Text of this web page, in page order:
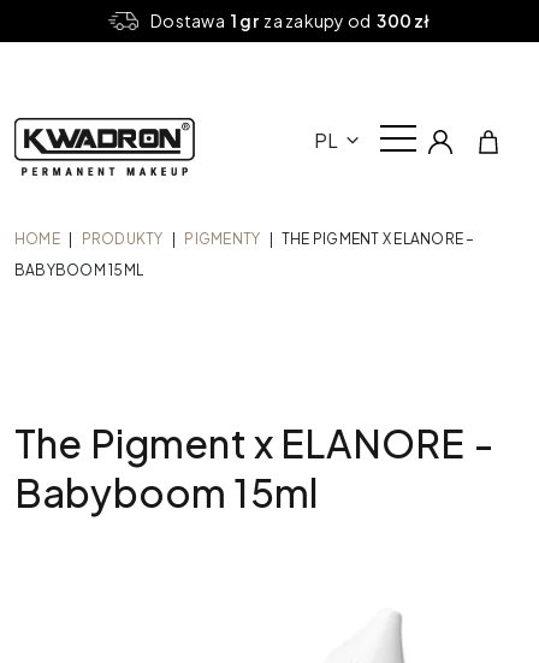
Dostawa 1 grza zakupy od 300 zł
PL
HOME PRODUKTY PIGMENTY
THE PIGMENT X ELANORE –
BABYBOOM 15ML
The Pigment x ELANORE -
Babyboom 15ml